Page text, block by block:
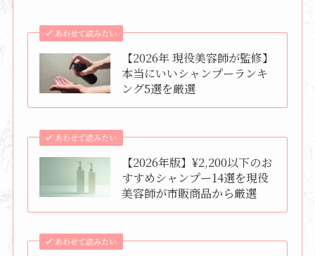
あわせて読みたい
【2026年 現役美容師が監修】
本当にいいシャンプーランキ
ング5選を厳選
あわせて読みたい
【2026年版】¥2,200以下のお
すすめシャンプー14選を現役
美容師が市販商品から厳選
あわせて読みたい